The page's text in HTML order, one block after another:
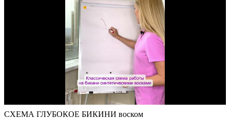
СХЕМА ГЛУБОКОЕ БИКИНИ воском